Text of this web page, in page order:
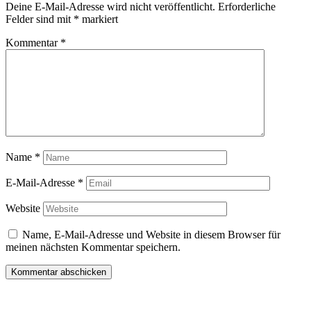
Deine E-Mail-Adresse wird nicht veröffentlicht. Erforderliche
Felder sind mit * markiert
Kommentar *
Name *
E-Mail-Adresse *
Website
Name, E-Mail-Adresse und Website in diesem Browser für
meinen nächsten Kommentar speichern.